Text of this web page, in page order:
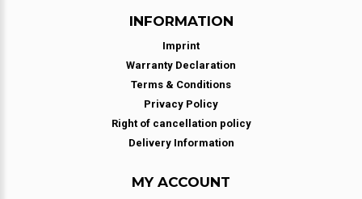
INFORMATION
Imprint
Warranty Declaration
Terms & Conditions
Privacy Policy
Right of cancellation policy
Delivery Information
MY ACCOUNT